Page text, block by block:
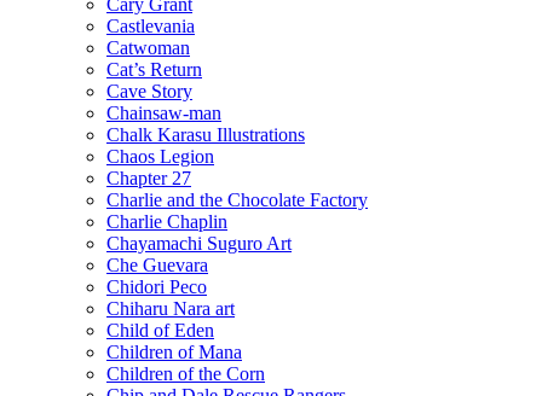
Cary Grant
Castlevania
Catwoman
Cat’s Return
Cave Story
Chainsaw-man
Chalk Karasu Illustrations
Chaos Legion
Chapter 27
Charlie and the Chocolate Factory
Charlie Chaplin
Chayamachi Suguro Art
Che Guevara
Chidori Peco
Chiharu Nara art
Child of Eden
Children of Mana
Children of the Corn